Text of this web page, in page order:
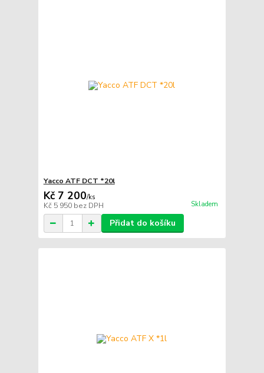
Yacco ATF DCT *20l
Kč 7 200/ks
Kč 5 950 bez DPH Skladem
Přidat do košíku